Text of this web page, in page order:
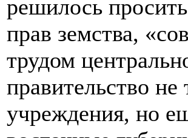
решилось
прав земства,
трудом
правительство не
учреждения, но